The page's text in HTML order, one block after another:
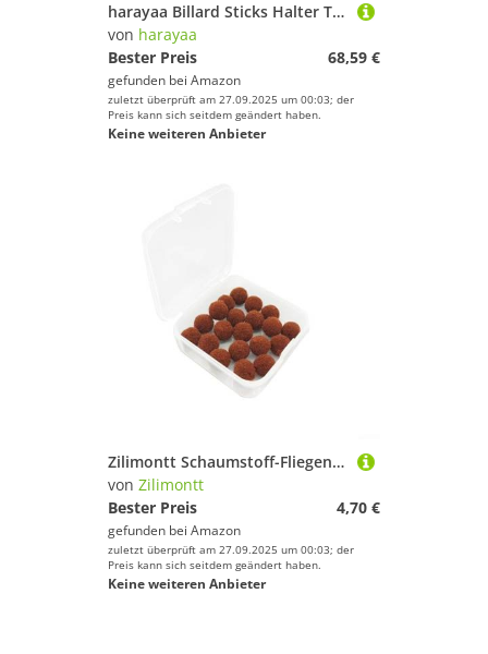
harayaa Billard Sticks Halter Tasche, 1/2 Queue Koffer, Pool Queue Tragetasche für Anfänger
von harayaa
Bester Preis
68,59 €
gefunden bei Amazon
zuletzt überprüft am 27.09.2025 um 00:03; der
Preis kann sich seitdem geändert haben.
Keine weiteren Anbieter
Zilimontt Schaumstoff-Fliegenbinden-Köderbälle, Angelpose, 8–10 mm, wasserdichte Faser, Sichtanzeiger, leuchtende Farben, für Fliegenhaken und Köder, geeignet für verschiedene Fischarten, Braun
von Zilimontt
Bester Preis
4,70 €
gefunden bei Amazon
zuletzt überprüft am 27.09.2025 um 00:03; der
Preis kann sich seitdem geändert haben.
Keine weiteren Anbieter